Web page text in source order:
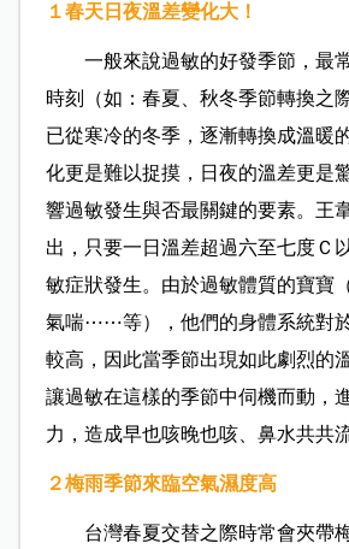
１春天日夜溫差變化大！
一般來說過敏的好發季節，最
時刻（如：春夏、秋冬季節轉換之
已從寒冷的冬季，逐漸轉換成溫暖
化更是難以捉摸，日夜的溫差更是
響過敏發生與否最關鍵的要素。王
出，只要一日溫差超過六至七度Ｃ
敏症狀發生。由於過敏體質的寶寶
氣喘⋯⋯等），他們的身體系統對
較高，因此當季節出現如此劇烈的
讓過敏在這樣的季節中伺機而動，
力，造成早也咳晚也咳、鼻水共共
２梅雨季節來臨空氣濕度高
台灣春夏交替之際時常會夾帶